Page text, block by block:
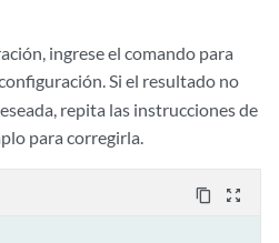
ingrese el comando para
Si el resultado no
repita las instrucciones de
para corregirla.
content_copy zoom_out_map